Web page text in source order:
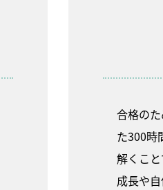
合格の
た300時
解くこと
成長や